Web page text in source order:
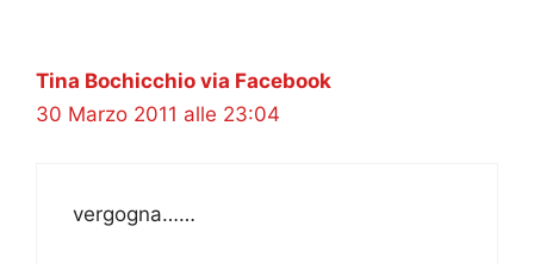
Tina Bochicchio via Facebook
30 Marzo 2011 alle 23:04
vergogna……